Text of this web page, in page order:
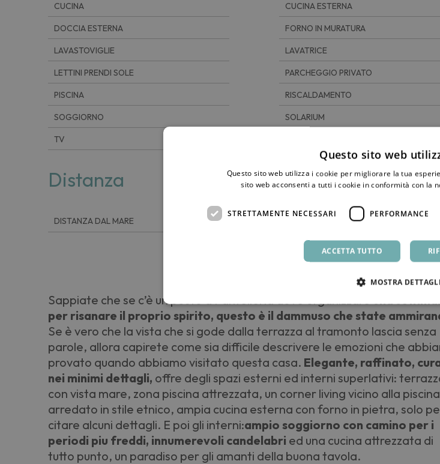
CUCINA CUCINA ESTERNA
DOCCIA ESTERNA FORNO IN MURATURA
LAVASTOVIGLIE LAVATRICE
LETTINI PRENDI SOLE PARCHEGGIO PRIVATO
PISCINA RISCALDAMENTO
SOGGIORNO SOLARIUM
TV
Distanza
DISTANZA DAL MARE 2 km DISTANZA DA SCAURI
Sappiate che se c’è un posto a Pantelleria dove organizzareuna
per risanare il proprio spirito, questo è il dammuso che state
Se è vero che la vista che si gode dalla terrazza al tramonto lascia senza
parole, allora capirete come sia difficile descrivere le emozioni che
provato quando abbiamo visitato questa casa. Elegante, raffinato,
nei minimi dettagli, offre degli spazi esterni ed interni superlativi:
con vista mare, zona piscina attrezzata, un corner living vicino alla piscina
arredato in stile etnico, ampia cucina esterna con forno in pietra, solo
citare alcuni dettagli. E poi gli interni:ampio soggiorno con camino per i
periodi piu freddi, innumerevoli candelabri ed una cucina attrezzata di
tutto punto, un paradiso per gli amanti della buona tavola.
Questo sito web
Questo sito web utilizza i cookie per migliorare la tua
sito web acconsenti a tutti i cookie in conformità con la
STRETTAMENTE NECESSARI PERFORMANCE
ACCETTA TUTTO
MOSTRA DETTAGLI